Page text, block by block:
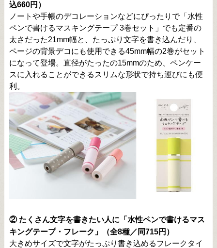
込660円）
ノートや手帳のデコレーションなどにぴったりで「水性
ペンで書けるマスキングテープ 3巻セット」でも定番の
太さだった21mm幅と、たっぷり文字を書き込んだり、
ページの背景デコにも使用できる45mm幅の2巻がセット
になって登場。直径がたったの15mmのため、ペンケー
スに入れることができるスリムな形状で持ち運びにも便
利。
② たくさん文字を書きたい人に「水性ペンで書けるマス
キングテープ・フレーク」（全8種／同715円）
大きめサイズで文字がたっぷり書き込めるフレークタイ